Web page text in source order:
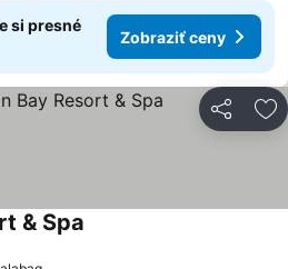
si presné
Zobraziť ceny
Zdieľať
& Spa